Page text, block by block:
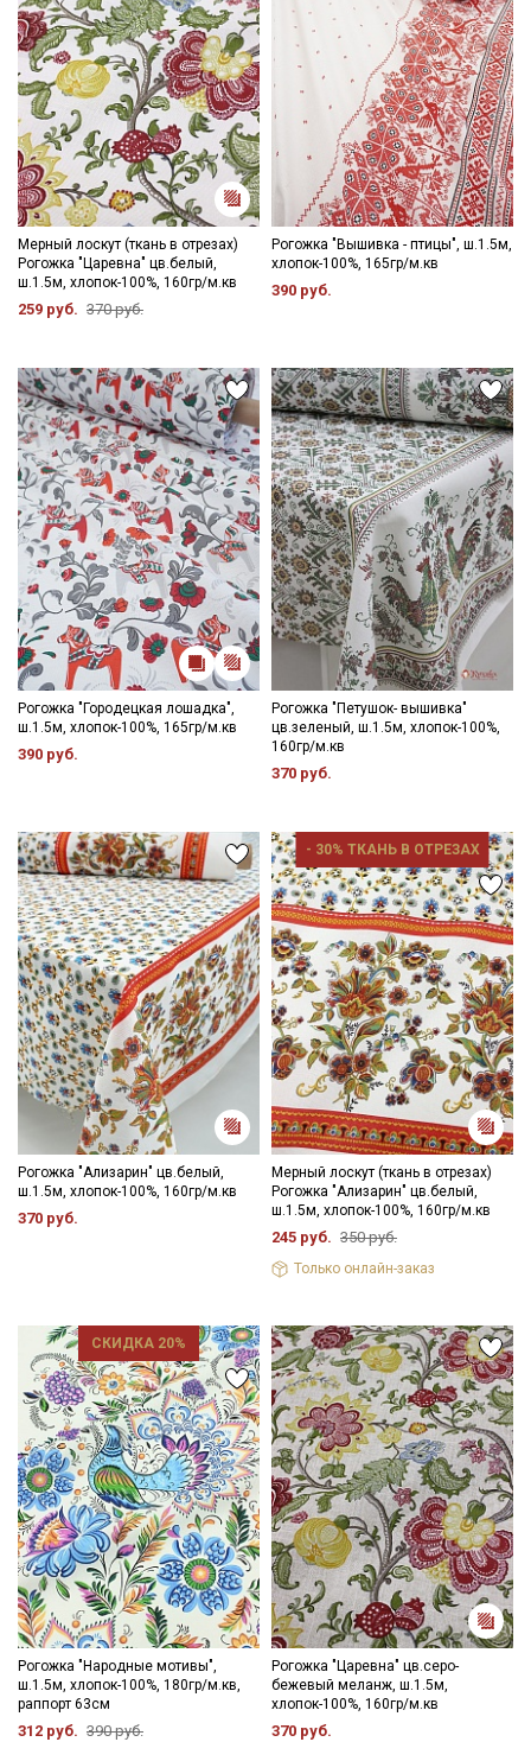
Мерный лоскут (ткань в отрезах)
Рогожка "Царевна" цв.белый,
ш.1.5м, хлопок-100%, 160гр/м.кв
259 руб. 370 руб.
Рогожка "Вышивка - птицы", ш.1.5м,
хлопок-100%, 165гр/м.кв
390 руб.
Рогожка "Городецкая лошадка",
ш.1.5м, хлопок-100%, 165гр/м.кв
390 руб.
Рогожка "Петушок- вышивка"
цв.зеленый, ш.1.5м, хлопок-100%,
160гр/м.кв
370 руб.
Рогожка "Ализарин" цв.белый,
ш.1.5м, хлопок-100%, 160гр/м.кв
370 руб.
- 30% ТКАНЬ В ОТРЕЗАХ
Мерный лоскут (ткань в отрезах)
Рогожка "Ализарин" цв.белый,
ш.1.5м, хлопок-100%, 160гр/м.кв
245 руб. 350 руб.
Только онлайн-заказ
СКИДКА 20%
Рогожка "Народные мотивы",
ш.1.5м, хлопок-100%, 180гр/м.кв,
раппорт 63см
312 руб. 390 руб.
Рогожка "Царевна" цв.серо-
бежевый меланж, ш.1.5м,
хлопок-100%, 160гр/м.кв
370 руб.